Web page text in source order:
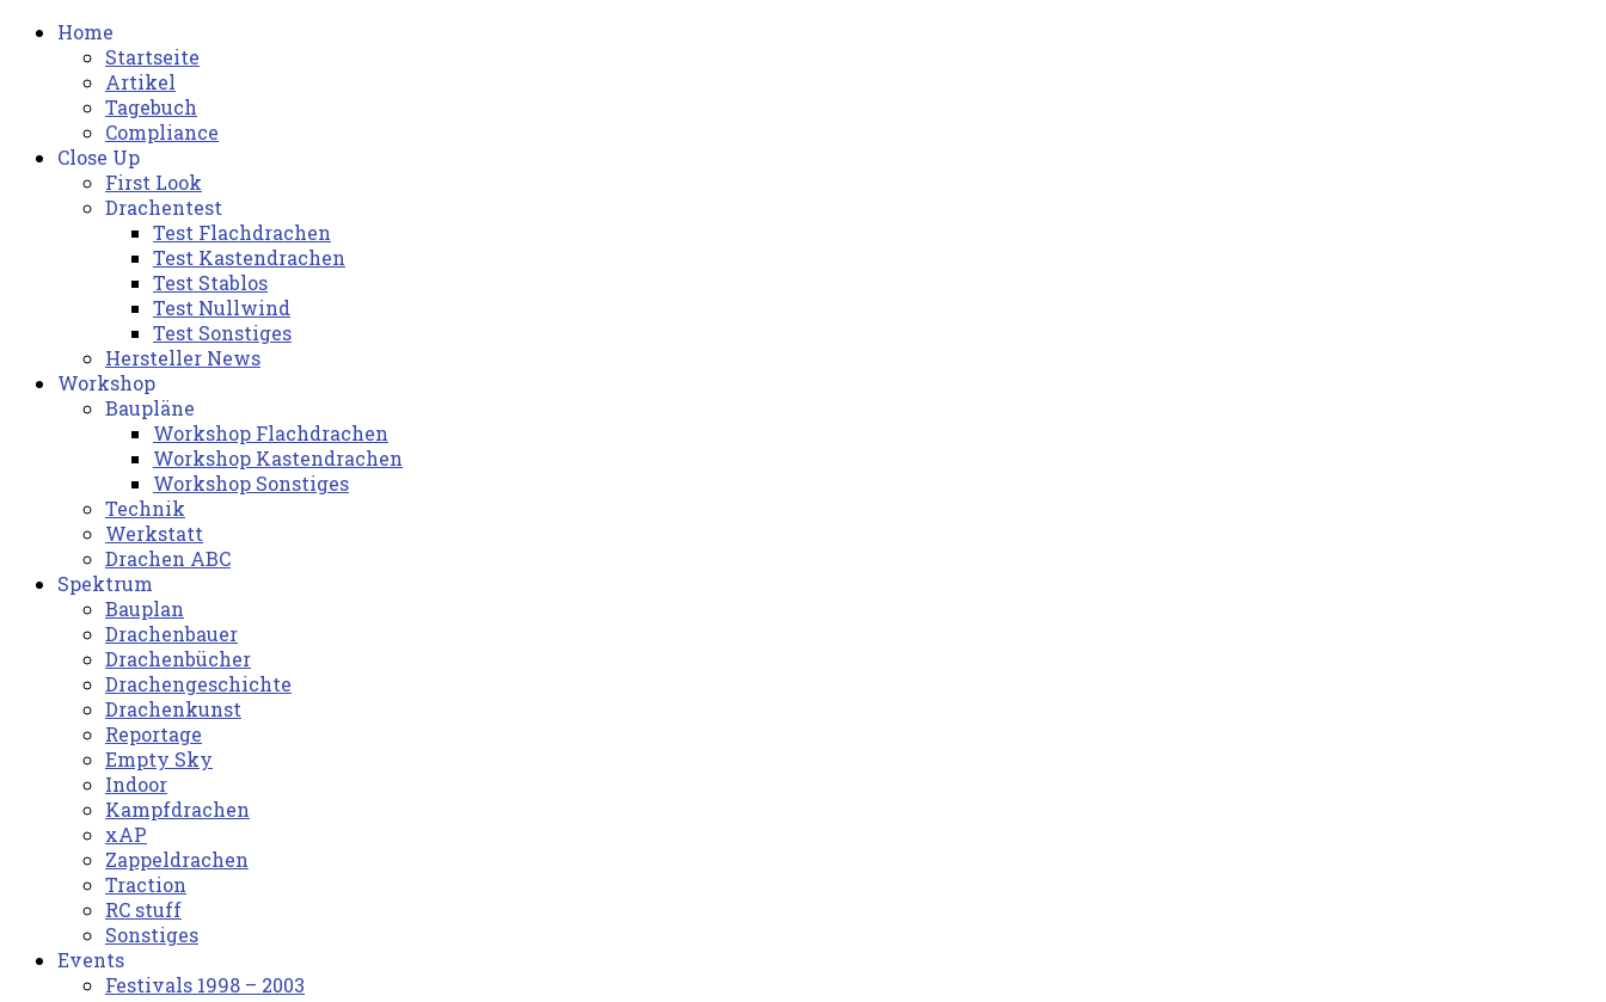
Home
Startseite
Artikel
Tagebuch
Compliance
Close Up
First Look
Drachentest
Test Flachdrachen
Test Kastendrachen
Test Stablos
Test Nullwind
Test Sonstiges
Hersteller News
Workshop
Baupläne
Workshop Flachdrachen
Workshop Kastendrachen
Workshop Sonstiges
Technik
Werkstatt
Drachen ABC
Spektrum
Bauplan
Drachenbauer
Drachenbücher
Drachengeschichte
Drachenkunst
Reportage
Empty Sky
Indoor
Kampfdrachen
xAP
Zappeldrachen
Traction
RC stuff
Sonstiges
Events
Festivals 1998 – 2003